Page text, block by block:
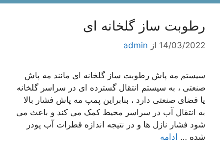
رطوبت ساز گلخانه ای
14/03/2022 از admin
سیستم مه پاش رطوبت ساز گلخانه ای مانند مه پاش
صنعتی ، به سیستم انتقال گسترده ای در سراسر گلخانه
یا فضای صنعتی دارد ، بنابراین پمپ مه پاش فشار بالا
به انتقال آب در سراسر محیط کمک می کند و باعث می
شود فشار نازل ها و در نتیجه اندازه قطرات آب پودر
شده … ادامه